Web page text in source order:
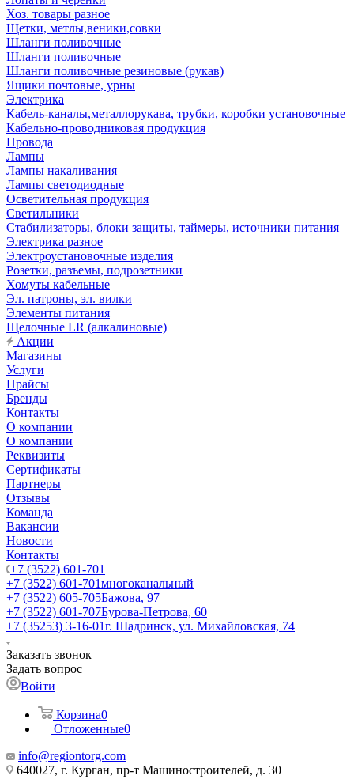
Хоз. товары разное
Щетки, метлы,веники,совки
Шланги поливочные
Шланги поливочные
Шланги поливочные резиновые (рукав)
Ящики почтовые, урны
Электрика
Кабель-каналы,металлорукава, трубки, коробки установочные
Кабельно-проводниковая продукция
Провода
Лампы
Лампы накаливания
Лампы светодиодные
Осветительная продукция
Светильники
Стабилизаторы, блоки защиты, таймеры, источники питания
Электрика разное
Электроустановочные изделия
Розетки, разъемы, подрозетники
Хомуты кабельные
Эл. патроны, эл. вилки
Элементы питания
Щелочные LR (алкалиновые)
Акции
Магазины
Услуги
Прайсы
Бренды
Контакты
О компании
О компании
Реквизиты
Сертификаты
Партнеры
Отзывы
Команда
Вакансии
Новости
Контакты
+7 (3522) 601-701
+7 (3522) 601-701многоканальный
+7 (3522) 605-705Бажова, 97
+7 (3522) 601-707Бурова-Петрова, 60
+7 (35253) 3-16-01г. Шадринск, ул. Михайловская, 74
Заказать звонок
Задать вопрос
Войти
Корзина0
Отложенные0
info@regiontorg.com
640027, г. Курган, пр-т Машиностроителей, д. 30